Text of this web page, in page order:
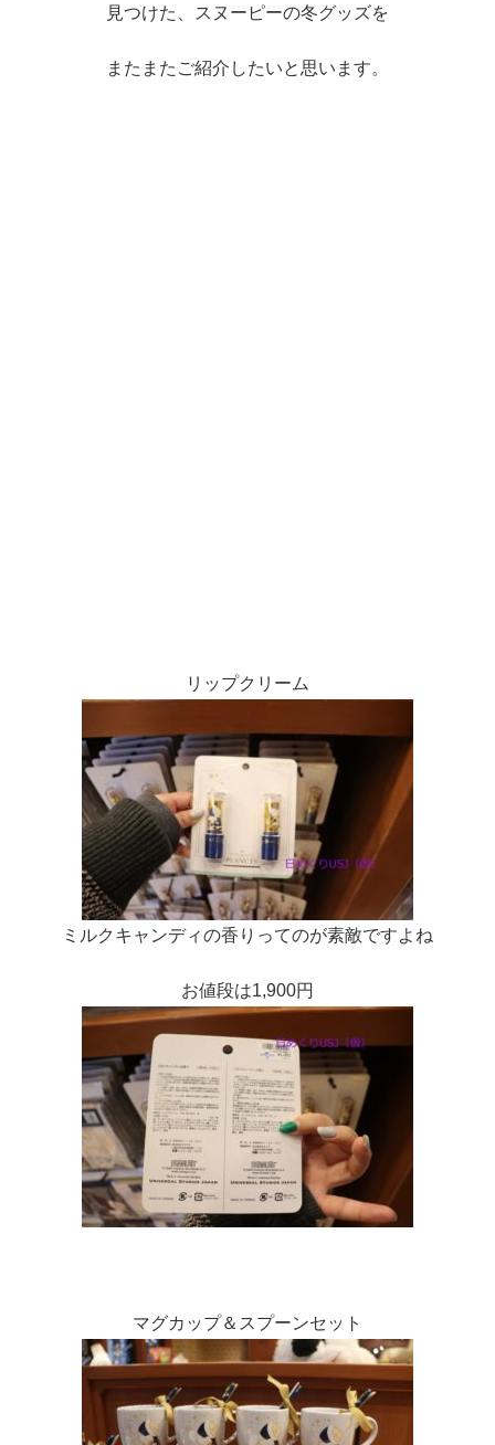
見つけた、スヌーピーの冬グッズを
またまたご紹介したいと思います。
リップクリーム
ミルクキャンディの香りってのが素敵ですよね
お値段は1,900円
マグカップ＆スプーンセット